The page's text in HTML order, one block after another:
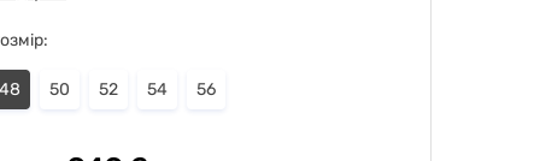
48 50 52 54 56